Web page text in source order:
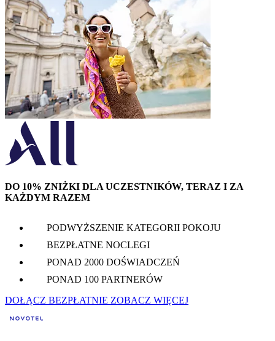
DO 10% ZNIŻKI DLA UCZESTNIKÓW, TERAZ I ZA
KAŻDYM RAZEM
PODWYŻSZENIE KATEGORII POKOJU
BEZPŁATNE NOCLEGI
PONAD 2000 DOŚWIADCZEŃ
PONAD 100 PARTNERÓW
DOŁĄCZ BEZPŁATNIE ZOBACZ WIĘCEJ